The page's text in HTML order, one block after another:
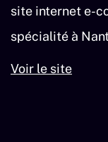
site internet e-
spécialité à
Voir le site